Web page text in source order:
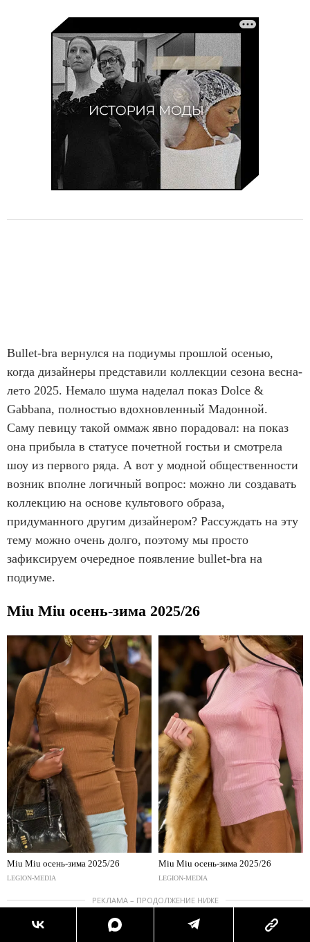
Bullet-bra вернулся на подиумы прошлой осенью,
когда дизайнеры представили коллекции сезона весна-
лето 2025. Немало шума наделал показ Dolce &
Gabbana, полностью вдохновленный Мадонной.
Саму певицу такой оммаж явно порадовал: на показ
она прибыла в статусе почетной гостьи и смотрела
шоу из первого ряда. А вот у модной общественности
возник вполне логичный вопрос: можно ли создавать
коллекцию на основе культового образа,
придуманного другим дизайнером? Рассуждать на эту
тему можно очень долго, поэтому мы просто
зафиксируем очередное появление bullet-bra на
подиуме.
Miu Miu осень-зима 2025/26
Miu Miu осень-зима 2025/26
LEGION-MEDIA
Miu Miu осень-зима 2025/26
LEGION-MEDIA
РЕКЛАМА – ПРОДОЛЖЕНИЕ НИЖЕ